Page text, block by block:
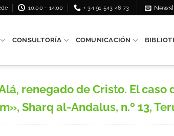
10:00 - 14:00 + 34 91 543 46 73
CONSULTORÍA COMUNICACIÓN
renegado de Cristo. El caso
Sharq al-Andalus, n.º 13,